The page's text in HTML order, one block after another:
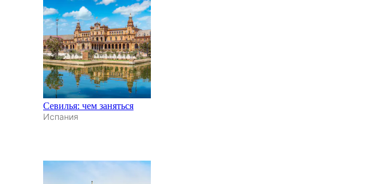
Севилья: чем заняться
Испания